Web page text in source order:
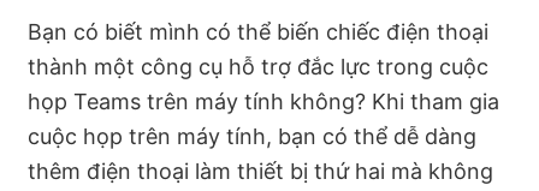
Bạn có biết mình có thể biến chiếc điện thoại
thành một công cụ hỗ trợ đắc lực trong cuộc
họp Teams trên máy tính không? Khi tham gia
cuộc họp trên máy tính, bạn có thể dễ dàng
thêm điện thoại làm thiết bị thứ hai mà không